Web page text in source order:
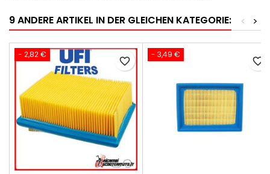
9 ANDERE ARTIKEL IN DER GLEICHEN KATEGORIE: >
<
- 2,82 €
favorite_border
- 3,49 €
favorite_border